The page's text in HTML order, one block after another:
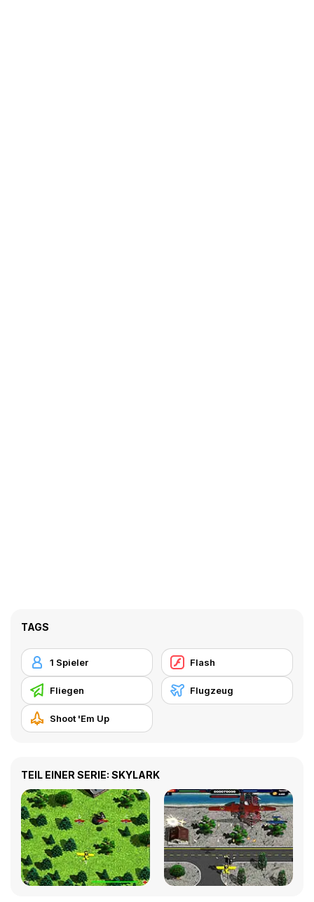
TAGS
1 Spieler Flash
Fliegen Flugzeug
Shoot 'Em Up
TEIL EINER SERIE: SKYLARK